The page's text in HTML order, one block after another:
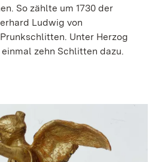
So zählte um 1730 der
Ludwig von
Unter Herzog
zehn Schlitten dazu.